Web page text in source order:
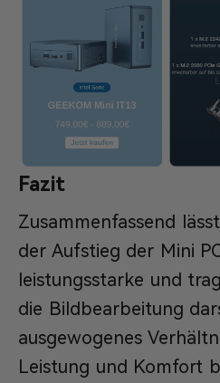
Fazit
Zusammenfassend
der Aufstieg der Mini
leistungsstarke und
die Bildbearbeitung
ausgewogenes
Leistung und Komfort